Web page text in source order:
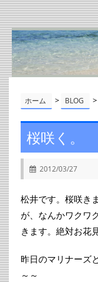
ホーム > BLOG >
桜咲く。
2012/03/27
松井です。桜咲き
が、なんかワクワ
きます。絶対お花
昨日のマリナーズ
～～